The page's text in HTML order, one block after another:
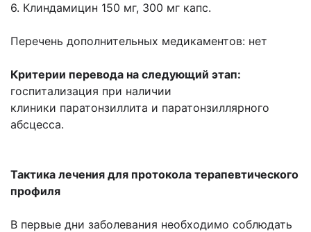
6. Клиндамицин 150 мг, 300 мг капс.
Перечень дополнительных медикаментов: нет
Критерии перевода на следующий этап:
госпитализация при наличии
клиники паратонзиллита и паратонзиллярного
абсцесса.
Тактика лечения для протокола терапевтического
профиля
В первые дни заболевания необходимо соблюдать